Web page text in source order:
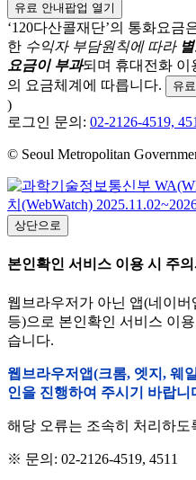
유료 안내팝업 열기
‘120다산콜재단’의 통화요금
한 수익자 부담원칙에 따라
요금이 부과되며 휴대전화 이
의 요금체계에 따릅니다.
유
)
로그인 문의: 02-2126-4519,
© Seoul Metropolitan
상단으로
본인확인 서비스 이용 시 주
웹브라우저가 아닌 앱(네이
등)으로 본인확인 서비스 이
습니다.
웹브라우저앱(크롬, 엣지, 웨
인을 진행하여 주시기 바랍니
해당 오류는 조속히 처리하
※ 문의: 02-2126-4519, 4511